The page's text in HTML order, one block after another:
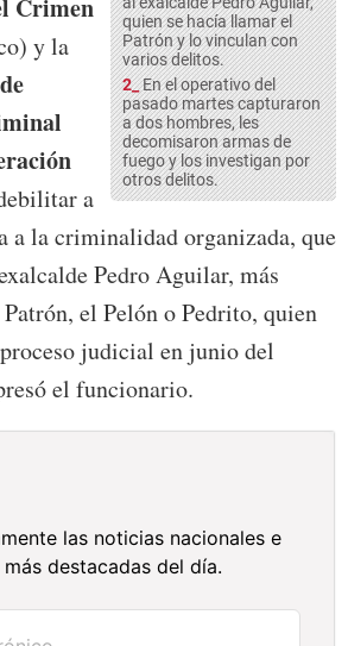
quien se hacía llamar el
Patrón y lo vinculan con
varios delitos.
2_En el operativo del
pasado martes capturaron
a dos hombres, les
decomisaron armas de
fuego y los investigan por
otros delitos.
Crimen
y la
a
a la criminalidad organizada, que
Pedro Aguilar, más
el Pelón o Pedrito, quien
judicial en junio del
el funcionario.
las noticias nacionales e
destacadas del día.